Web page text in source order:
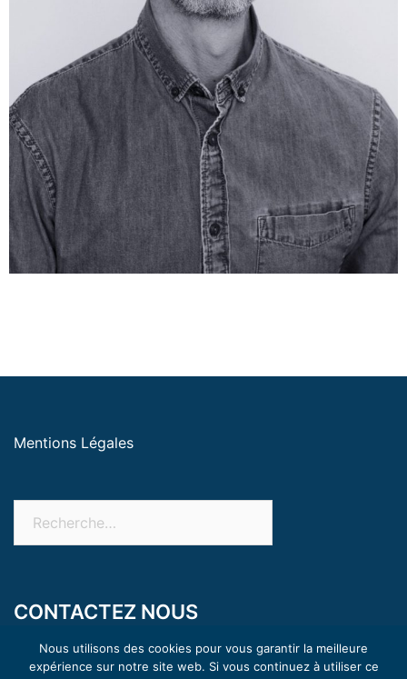
Mentions Légales
CONTACTEZ NOUS
+ 33 3 80 26 23 00
Nous utilisons des cookies pour vous garantir la meilleure
expérience sur notre site web. Si vous continuez à utiliser ce